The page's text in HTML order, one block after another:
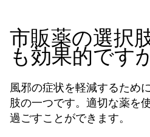
市販薬の選択
も効果的です
風邪の症状を軽減するため
肢の一つです。適切な薬を
過ごすことができます。